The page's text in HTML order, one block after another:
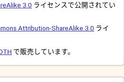
3.0 ライセンスで公開されてい
Attribution-ShareAlike 3.0 ライ
で販売しています。